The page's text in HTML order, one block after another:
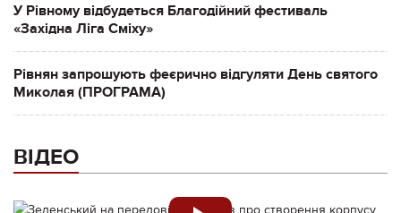
У Рівному відбудеться Благодійний фестиваль
«Західна Ліга Сміху»
Рівнян запрошують феєрично відгуляти День святого
Миколая (ПРОГРАМА)
ВІДЕО